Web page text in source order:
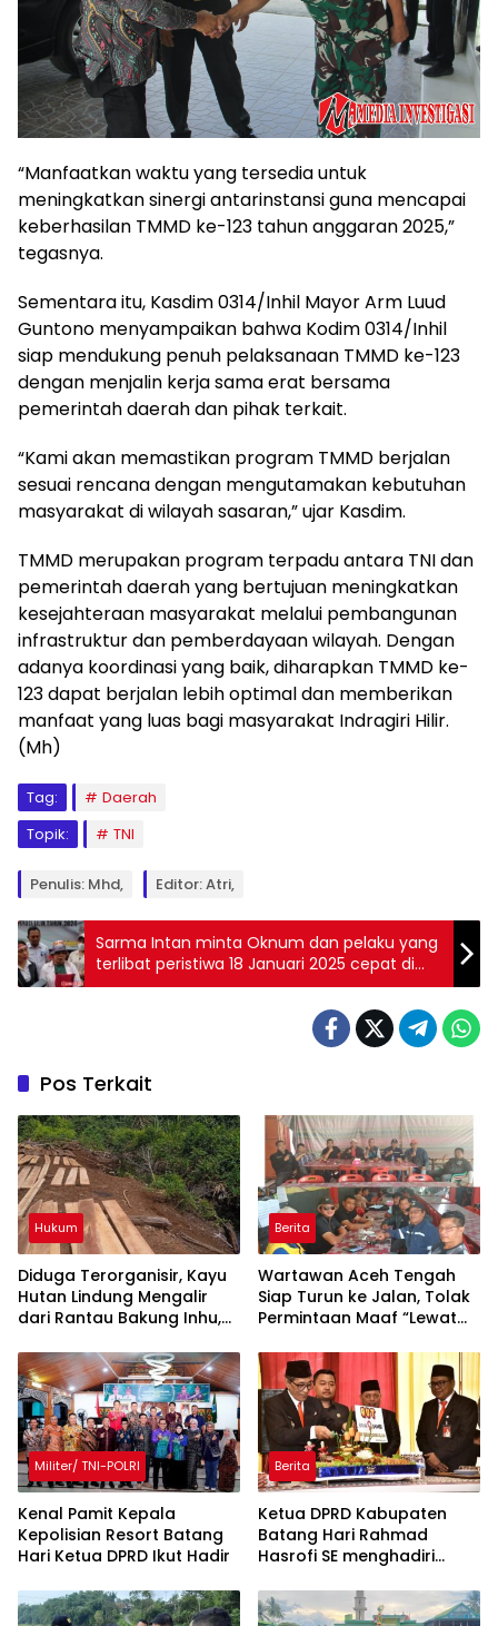
“Manfaatkan waktu yang tersedia untuk
meningkatkan sinergi antarinstansi guna mencapai
keberhasilan TMMD ke-123 tahun anggaran 2025,”
tegasnya.
Sementara itu, Kasdim 0314/Inhil Mayor Arm Luud
Guntono menyampaikan bahwa Kodim 0314/Inhil
siap mendukung penuh pelaksanaan TMMD ke-123
dengan menjalin kerja sama erat bersama
pemerintah daerah dan pihak terkait.
“Kami akan memastikan program TMMD berjalan
sesuai rencana dengan mengutamakan kebutuhan
masyarakat di wilayah sasaran,” ujar Kasdim.
TMMD merupakan program terpadu antara TNI dan
pemerintah daerah yang bertujuan meningkatkan
kesejahteraan masyarakat melalui pembangunan
infrastruktur dan pemberdayaan wilayah. Dengan
adanya koordinasi yang baik, diharapkan TMMD ke-
123 dapat berjalan lebih optimal dan memberikan
manfaat yang luas bagi masyarakat Indragiri Hilir.
(Mh)
Tag:
Daerah
Topik:
TNI
Penulis: Mhd, Editor: Atri,
Sarma Intan minta Oknum dan pelaku yang
terlibat peristiwa 18 Januari 2025 cepat di
tangkap
Pos Terkait
Hukum
Diduga Terorganisir, Kayu
Hutan Lindung Mengalir
dari Rantau Bakung Inhu,
Berita
Wartawan Aceh Tengah
Siap Turun ke Jalan, Tolak
Permintaan Maaf “Lewat
Militer/ TNI-POLRI
Kenal Pamit Kepala
Kepolisian Resort Batang
Hari ‎Ketua DPRD Ikut Hadir
Berita
Ketua DPRD Kabupaten
Batang Hari Rahmad
Hasrofi SE menghadiri
Bank Jambi